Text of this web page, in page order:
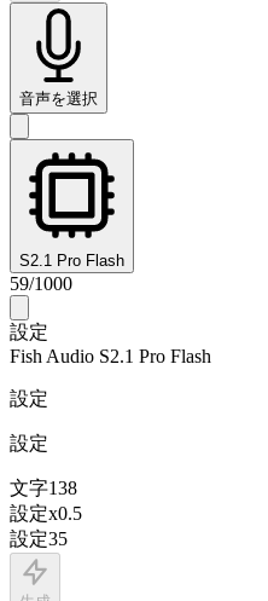
音声を選択
S2.1 Pro Flash
59/1000
設定
Fish Audio S2.1 Pro Flash
設定
設定
文字138
設定x0.5
設定35